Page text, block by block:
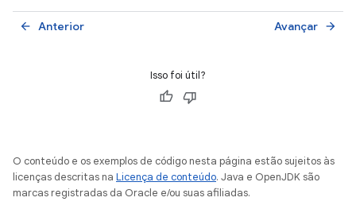
Anterior
arrow_back Avançar arrow_forward
Isso foi útil?
O conteúdo e os exemplos de código nesta página estão sujeitos às
licenças descritas na Licença de conteúdo. Java e OpenJDK são
marcas registradas da Oracle e/ou suas afiliadas.